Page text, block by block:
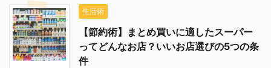
生活術
【節約術】まとめ買いに適したスーパー
ってどんなお店？いいお店選びの5つの条
件